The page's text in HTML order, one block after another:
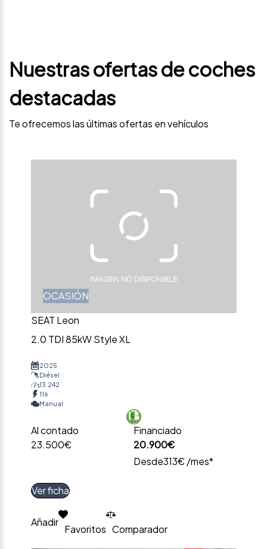
Nuestras ofertas de coches
destacadas
Te ofrecemos las últimas ofertas en vehículos
OCASIÓN
SEAT Leon
2.0 TDI 85kW Style XL
2025
Diésel
13.242
116
Manual
Al contado
23.500€
Financiado
20.900€
Desde313€ /mes*
Ver ficha
Añadir
Favoritos Comparador